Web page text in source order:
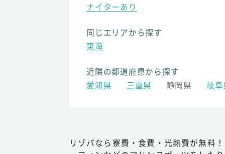
ナイターあり
同じエリアから探す
東海
近隣の都道府県から探す
愛知県
三重県 静岡県 岐阜
リゾバなら寮費・食費・光熱費が無料